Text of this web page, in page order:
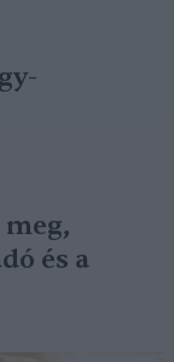
és a